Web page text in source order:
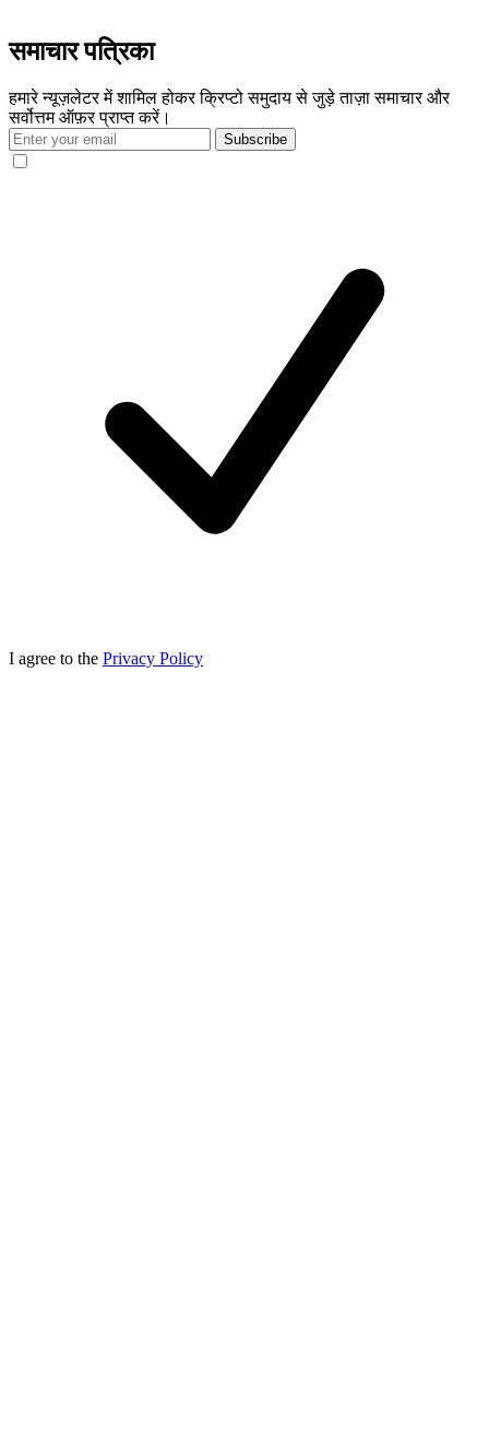
समाचार पत्रिका
हमारे न्यूज़लेटर में शामिल होकर क्रिप्टो समुदाय से जुड़े ताज़ा समाचार और
सर्वोत्तम ऑफ़र प्राप्त करें।
Subscribe
I agree to the Privacy Policy